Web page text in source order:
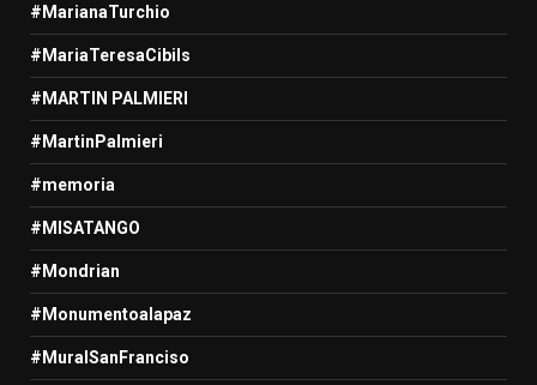
#MarianaTurchio
#MariaTeresaCibils
#MARTIN PALMIERI
#MartinPalmieri
#memoria
#MISATANGO
#Mondrian
#Monumentoalapaz
#MuralSanFranciso